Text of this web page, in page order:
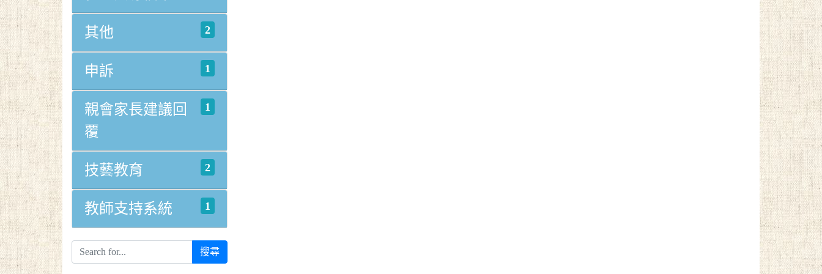
2
其他
1
申訴
1
親會家長建議回
覆
2
技藝教育
1
教師支持系統
搜尋